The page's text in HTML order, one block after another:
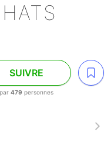
SUIVRE
479 personnes